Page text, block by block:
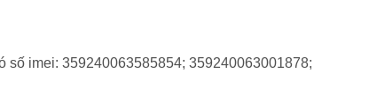
số imei: 359240063585854; 359240063001878;